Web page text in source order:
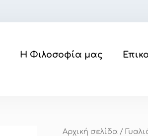
Η Φιλοσοφία μας
Αρχική σελίδα /